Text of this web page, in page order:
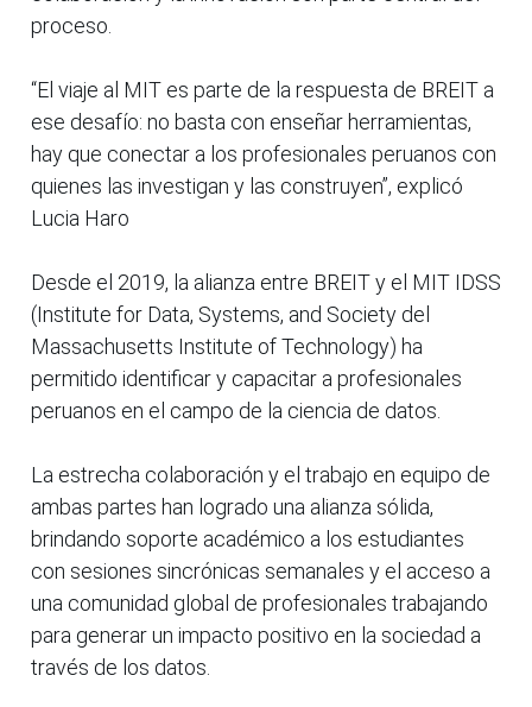
proceso.
“El viaje al MIT es parte de la respuesta de BREIT a
ese desafío: no basta con enseñar herramientas,
hay que conectar a los profesionales peruanos con
quienes las investigan y las construyen”, explicó
Lucia Haro
Desde el 2019, la alianza entre BREIT y el MIT IDSS
(Institute for Data, Systems, and Society del
Massachusetts Institute of Technology) ha
permitido identificar y capacitar a profesionales
peruanos en el campo de la ciencia de datos.
La estrecha colaboración y el trabajo en equipo de
ambas partes han logrado una alianza sólida,
brindando soporte académico a los estudiantes
con sesiones sincrónicas semanales y el acceso a
una comunidad global de profesionales trabajando
para generar un impacto positivo en la sociedad a
través de los datos.